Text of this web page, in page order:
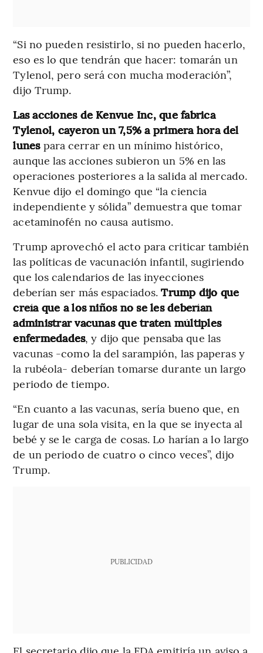
“Si no pueden resistirlo, si no pueden hacerlo,
eso es lo que tendrán que hacer: tomarán un
Tylenol, pero será con mucha moderación”,
dijo Trump.
Las acciones de Kenvue Inc, que fabrica
Tylenol, cayeron un 7,5% a primera hora del
lunespara cerrar en un mínimo histórico,
aunque las acciones subieron un 5% en las
operaciones posteriores a la salida al mercado.
Kenvue dijo el domingo que “la ciencia
independiente y sólida” demuestra que tomar
acetaminofén no causa autismo.
Trump aprovechó el acto para criticar también
las políticas de vacunación infantil, sugiriendo
que los calendarios de las inyecciones
deberían ser más espaciados.Trump dijo que
creía que a los niños no se les deberían
administrar vacunas que traten múltiples
enfermedades, y dijo que pensaba que las
vacunas -como la del sarampión, las paperas y
la rubéola- deberían tomarse durante un largo
periodo de tiempo.
“En cuanto a las vacunas, sería bueno que, en
lugar de una sola visita, en la que se inyecta al
bebé y se le carga de cosas. Lo harían a lo largo
de un periodo de cuatro o cinco veces”, dijo
Trump.
PUBLICIDAD